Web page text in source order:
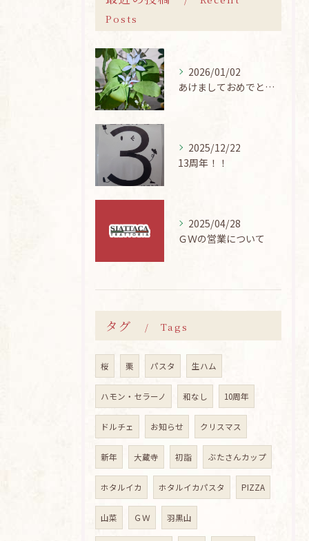
Posts
2026/01/02
あけましておめでとうございます
2025/12/22
13周年！！
2025/04/28
ＧＷの営業について
タグ Tags
桜 栗 パスタ 生ハム
ハモン・セラーノ 和なし 10周年
ドルチェ お知らせ クリスマス
新年 大蔵寺 初詣 ぶたさんカップ
ホタルイカ ホタルイカパスタ PIZZA
山菜 ＧＷ 羽黒山